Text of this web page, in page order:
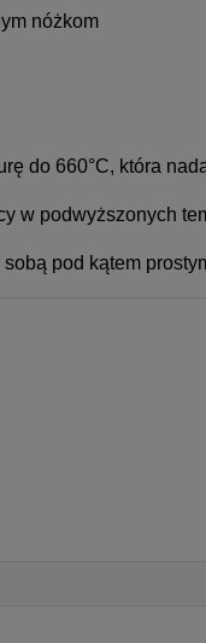
nóżkom
do 660°C, która
w podwyższonych
pod kątem